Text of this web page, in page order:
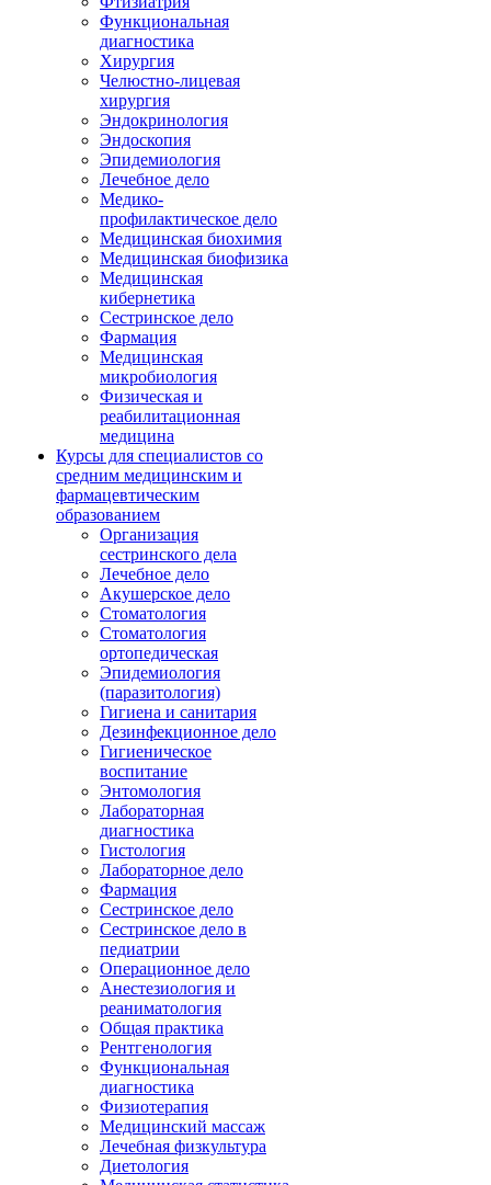
Функциональная
диагностика
Хирургия
Челюстно-лицевая
хирургия
Эндокринология
Эндоскопия
Эпидемиология
Лечебное дело
Медико-
профилактическое дело
Медицинская биохимия
Медицинская биофизика
Медицинская
кибернетика
Сестринское дело
Фармация
Медицинская
микробиология
Физическая и
реабилитационная
медицина
Курсы для специалистов со
средним медицинским и
фармацевтическим
образованием
Организация
сестринского дела
Лечебное дело
Акушерское дело
Стоматология
Стоматология
ортопедическая
Эпидемиология
(паразитология)
Гигиена и санитария
Дезинфекционное дело
Гигиеническое
воспитание
Энтомология
Лабораторная
диагностика
Гистология
Лабораторное дело
Фармация
Сестринское дело
Сестринское дело в
педиатрии
Операционное дело
Анестезиология и
реаниматология
Общая практика
Рентгенология
Функциональная
диагностика
Физиотерапия
Медицинский массаж
Лечебная физкультура
Диетология